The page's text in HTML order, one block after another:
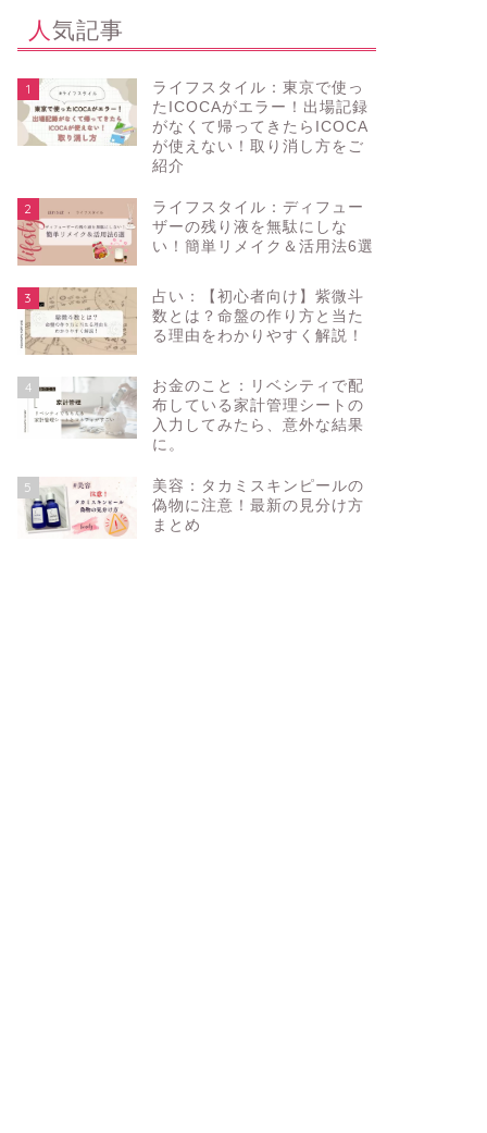
人気記事
1
ライフスタイル：東京で使っ
たICOCAがエラー！出場記録
がなくて帰ってきたらICOCA
が使えない！取り消し方をご
紹介
2
ライフスタイル：ディフュー
ザーの残り液を無駄にしな
い！簡単リメイク＆活用法6選
3
占い：【初心者向け】紫微斗
数とは？命盤の作り方と当た
る理由をわかりやすく解説！
4
お金のこと：リベシティで配
布している家計管理シートの
入力してみたら、意外な結果
に。
5
美容：タカミスキンピールの
偽物に注意！最新の見分け方
まとめ